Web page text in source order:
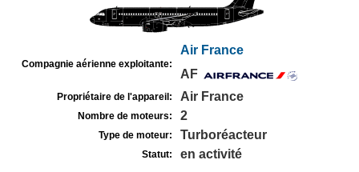
Compagnie aérienne exploitante:
Air France
AF
Propriétaire de l'appareil: Air France
Nombre de moteurs: 2
Type de moteur: Turboréacteur
Statut: en activité